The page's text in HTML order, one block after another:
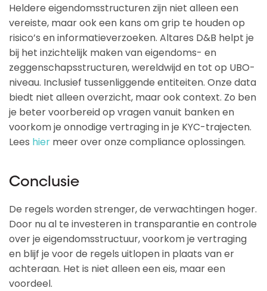
Heldere eigendomsstructuren zijn niet alleen een
vereiste, maar ook een kans om grip te houden op
risico’s en informatieverzoeken. Altares D&B helpt je
bij het inzichtelijk maken van eigendoms- en
zeggenschapsstructuren, wereldwijd en tot op UBO-
niveau. Inclusief tussenliggende entiteiten. Onze data
biedt niet alleen overzicht, maar ook context. Zo ben
je beter voorbereid op vragen vanuit banken en
voorkom je onnodige vertraging in je KYC-trajecten.
Lees hier meer over onze compliance oplossingen.
Conclusie
De regels worden strenger, de verwachtingen hoger.
Door nu al te investeren in transparantie en controle
over je eigendomsstructuur, voorkom je vertraging
en blijf je voor de regels uitlopen in plaats van er
achteraan. Het is niet alleen een eis, maar een
voordeel.